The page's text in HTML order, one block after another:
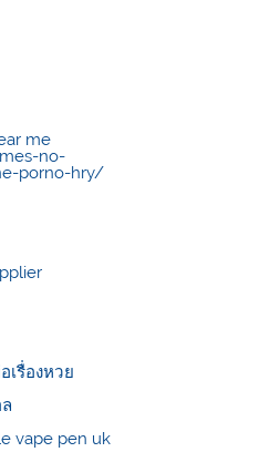
me
no-
porno-hry/
เรื่องหวย
vape pen uk